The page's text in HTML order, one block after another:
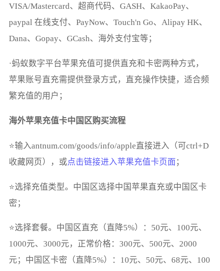
VISA/Mastercard、超商代码、GASH、KakaoPay、
paypal 在线支付、PayNow、Touch'n Go、Alipay HK、
Dana、Gopay、GCash、海外支付宝等；
·蚂蚁数字平台苹果充值可提供直充和卡密两种方式，
苹果账号直充需提供登录方式，直充‌操作快捷，适合频
繁充值的用户；
海外苹果充值卡中国区购买流程
⭐输入antnum.com/goods/info/apple直接进入（可ctrl+D
收藏网页），或点击链接进入苹果充值卡页面 ；
⭐选择充值类型。中国区选择中国苹果直充或中国区卡
密；
⭐选择套餐。中国区直充（直降5%）：50元、100元、
1000元、3000元，正常价格：300元、500元、2000
元；中国区卡密（直降5%）：10元、50元、68元、100